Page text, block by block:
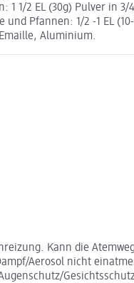
1 1/2 EL (30g) Pulver in
Pfannen: 1/2 -1 EL
Aluminium.
Kann die
Aerosol nicht